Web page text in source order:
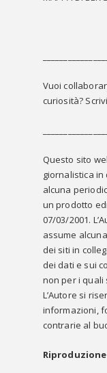
Vuoi
curiosità?
Questo sito
giornalistica
alcuna
un prodotto
07/03/2001.
assume
dei siti in
dei dati e sui
non per i quali
L’Autore si
informazioni,
contrarie al